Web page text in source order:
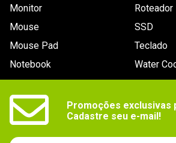
Monitor
Mouse
Mouse Pad
Notebook
Roteador
SSD
Teclado
Water
Promoções exclusivas
Cadastre seu e-mail!
controle